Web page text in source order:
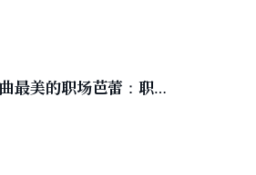
最美的职场芭蕾：职业
力提升宝典